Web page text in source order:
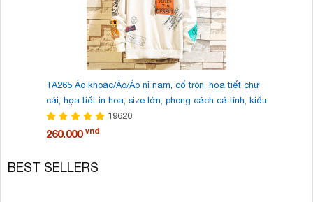
TA265 Áo khoác/Áo/Áo nỉ nam, cổ tròn, họa tiết chữ
cái, họa tiết in hoa, size lớn, phong cách cá tính, kiểu
dáng thời trang, mẫu mới mùa thu này
19620
260.000 vnđ
BEST SELLERS